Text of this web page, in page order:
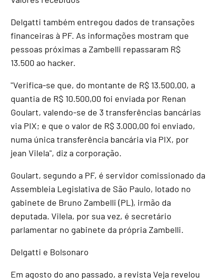
Delgatti também entregou dados de transações
financeiras à PF. As informações mostram que
pessoas próximas a Zambelli repassaram R$
13.500 ao hacker.
"Verifica-se que, do montante de R$ 13.500,00, a
quantia de R$ 10.500,00 foi enviada por Renan
Goulart, valendo-se de 3 transferências bancárias
via PIX; e que o valor de R$ 3.000,00 foi enviado,
numa única transferência bancária via PIX, por
jean Vilela", diz a corporação.
Goulart, segundo a PF, é servidor comissionado da
Assembleia Legislativa de São Paulo, lotado no
gabinete de Bruno Zambelli (PL), irmão da
deputada. Vilela, por sua vez, é secretário
parlamentar no gabinete da própria Zambelli.
Delgatti e Bolsonaro
Em agosto do ano passado, a revista Veja revelou